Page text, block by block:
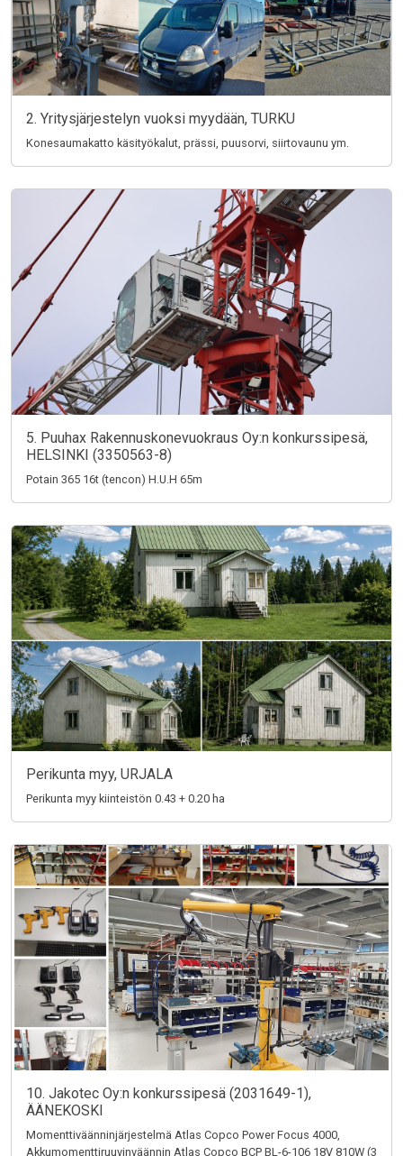
2. Yritysjärjestelyn vuoksi myydään, TURKU
Konesaumakatto käsityökalut, prässi, puusorvi, siirtovaunu ym.
5. Puuhax Rakennuskonevuokraus Oy:n konkurssipesä,
HELSINKI (3350563-8)
Potain 365 16t (tencon) H.U.H 65m
Perikunta myy, URJALA
Perikunta myy kiinteistön 0.43 + 0.20 ha
10. Jakotec Oy:n konkurssipesä (2031649-1),
ÄÄNEKOSKI
Momenttiväänninjärjestelmä Atlas Copco Power Focus 4000,
Akkumomenttiruuvinväännin Atlas Copco BCP BL-6-106 18V 810W (3